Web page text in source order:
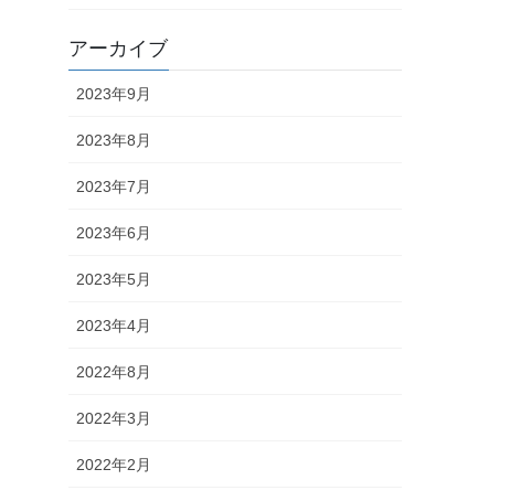
アーカイブ
2023年9月
2023年8月
2023年7月
2023年6月
2023年5月
2023年4月
2022年8月
2022年3月
2022年2月